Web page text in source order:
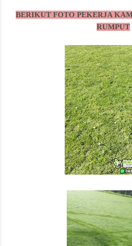
BERIKUT FOTO PEKERJA
RUMPUT